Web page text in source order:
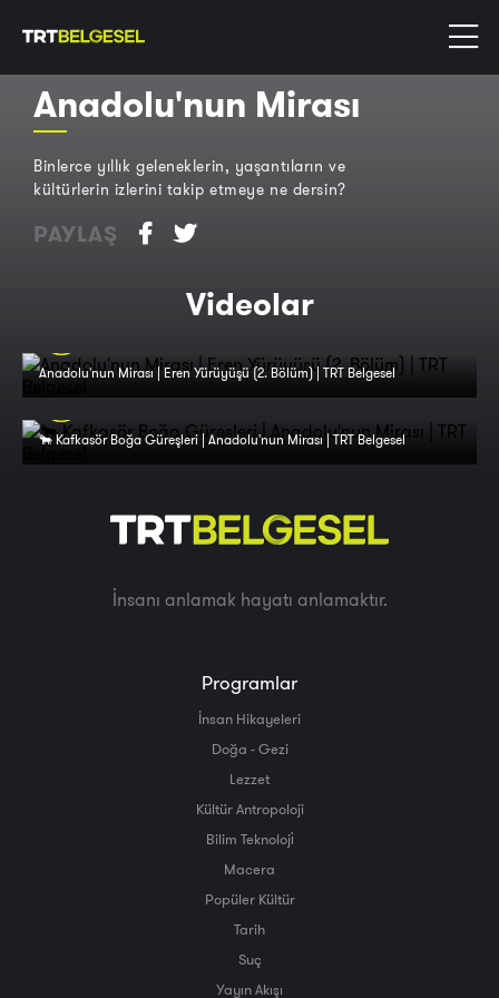
Anadolu'nun Mirası
Binlerce yıllık geleneklerin, yaşantıların ve
kültürlerin izlerini takip etmeye ne dersin?
PAYLAŞ
Videolar
Anadolu'nun Mirası | Eren Yürüyüşü (2. Bölüm) | TRT Belgesel
🐂 Kafkasör Boğa Güreşleri | Anadolu'nun Mirası | TRT Belgesel
İnsanı anlamak hayatı anlamaktır.
Programlar
İnsan Hikayeleri
Doğa - Gezi
Lezzet
Kültür Antropoloji
Bilim Teknoloji̇
Macera
Popüler Kültür
Tarih
Suç
Yayın Akışı